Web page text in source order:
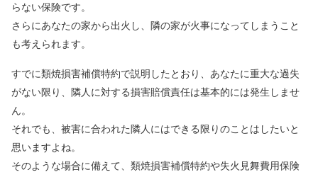
らない保険です。
さらにあなたの家から出火し、隣の家が火事になってしまうこと
も考えられます。
すでに類焼損害補償特約で説明したとおり、あなたに重大な過失
がない限り、隣人に対する損害賠償責任は基本的には発生しませ
ん。
それでも、被害に合われた隣人にはできる限りのことはしたいと
思いますよね。
そのような場合に備えて、類焼損害補償特約や失火見舞費用保険